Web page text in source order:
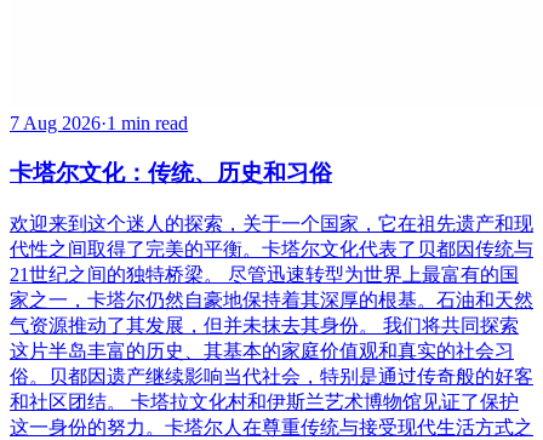
7 Aug 2026·1 min read
卡塔尔文化：传统、历史和习俗
欢迎来到这个迷人的探索，关于一个国家，它在祖先遗产和现
代性之间取得了完美的平衡。卡塔尔文化代表了贝都因传统与
21世纪之间的独特桥梁。 尽管迅速转型为世界上最富有的国
家之一，卡塔尔仍然自豪地保持着其深厚的根基。石油和天然
气资源推动了其发展，但并未抹去其身份。 我们将共同探索
这片半岛丰富的历史、其基本的家庭价值观和真实的社会习
俗。贝都因遗产继续影响当代社会，特别是通过传奇般的好客
和社区团结。 卡塔拉文化村和伊斯兰艺术博物馆见证了保护
这一身份的努力。卡塔尔人在尊重传统与接受现代生活方式之